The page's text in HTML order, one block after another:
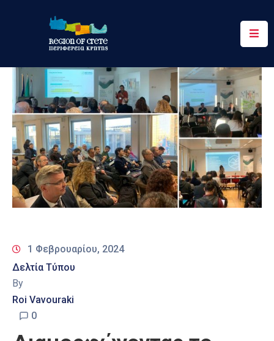
Περιφέρεια
Ενημέρωση
Έργα
&
Δράσεις
Ψηφιακές
Υπηρεσίες
Επικοινωνία
1 Φεβρουαρίου, 2024
Δελτία Τύπου
By
Roi Vavouraki
0